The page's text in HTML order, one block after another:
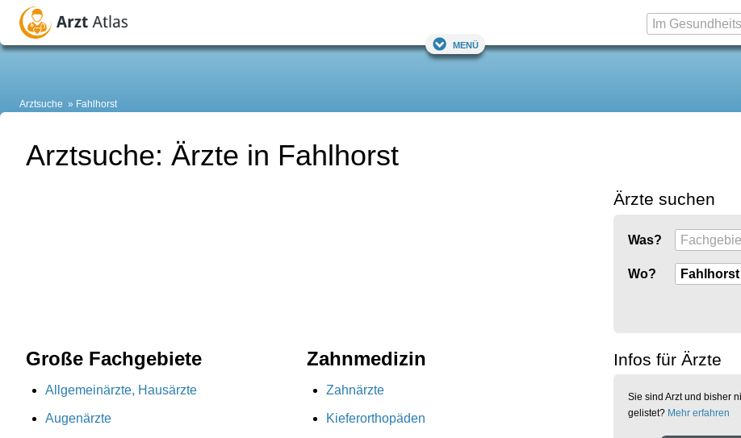
Menü
Arztsuche Fahlhorst
Arztsuche: Ärzte in Fahlhorst
Große Fachgebiete
Allgemeinärzte, Hausärzte
Augenärzte
Zahnmedizin
Zahnärzte
Kieferorthopäden
Ärzte suchen
Was?
Wo?
Infos für Ärzte
Sie sind Arzt und bisher
gelistet? Mehr erfahren